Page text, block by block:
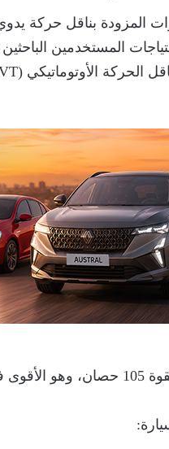
المزودة بناقل حركة يدوي
المستخدمين
تعتمد السيارة على محرك 1.6